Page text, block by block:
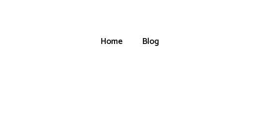
Home Blog